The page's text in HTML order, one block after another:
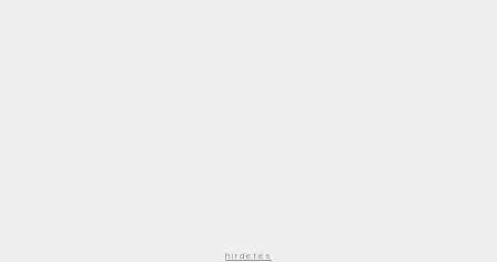
hirdetés